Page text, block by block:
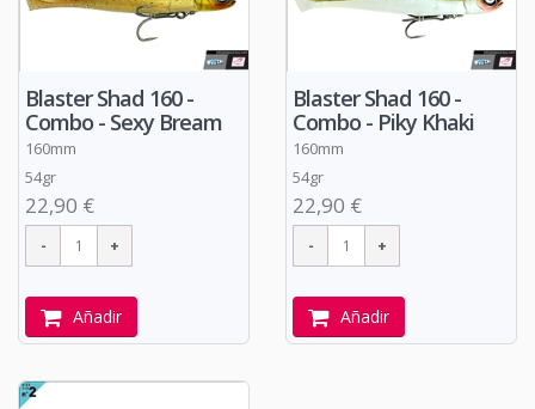
Blaster Shad 160 -
Combo - Sexy Bream
160mm
54gr
22,90 €
Añadir
Blaster Shad 160 -
Combo - Piky Khaki
160mm
54gr
22,90 €
Añadir